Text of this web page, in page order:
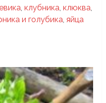
,клубника,клюква,
и голубика,яйца